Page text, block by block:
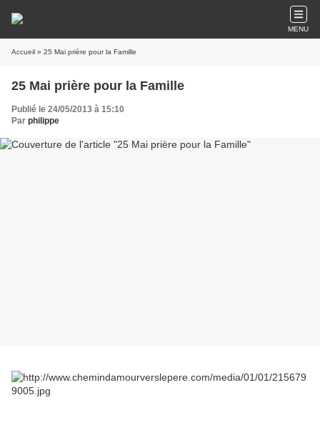
MENU
Accueil » 25 Mai prière pour la Famille
25 Mai prière pour la Famille
Publié le 24/05/2013 à 15:10
Par philippe